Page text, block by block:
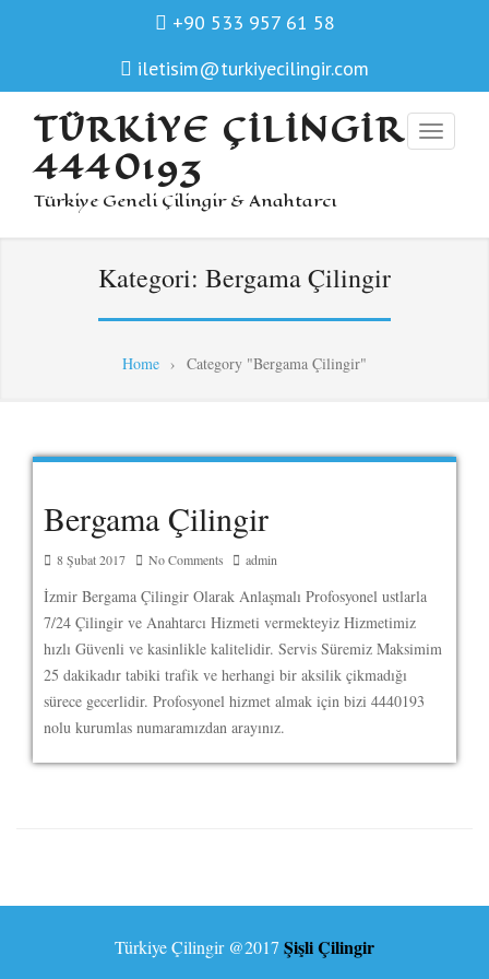
+90 533 957 61 58
iletisim@turkiyecilingir.com
TÜRKIYE ÇILINGIR
4440193
Türkiye Geneli Çilingir & Anahtarcı
Kategori: Bergama Çilingir
Home › Category "Bergama Çilingir"
Bergama Çilingir
8 Şubat 2017 No Comments admin
İzmir Bergama Çilingir Olarak Anlaşmalı Profosyonel ustlarla
7/24 Çilingir ve Anahtarcı Hizmeti vermekteyiz Hizmetimiz
hızlı Güvenli ve kasinlikle kalitelidir. Servis Süremiz Maksimim
25 dakikadır tabiki trafik ve herhangi bir aksilik çikmadığı
sürece gecerlidir. Profosyonel hizmet almak için bizi 4440193
nolu kurumlas numaramızdan arayınız.
Türkiye Çilingir @2017 Şişli Çilingir